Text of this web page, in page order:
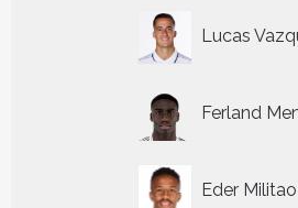
Lucas
Ferland
Eder Militao